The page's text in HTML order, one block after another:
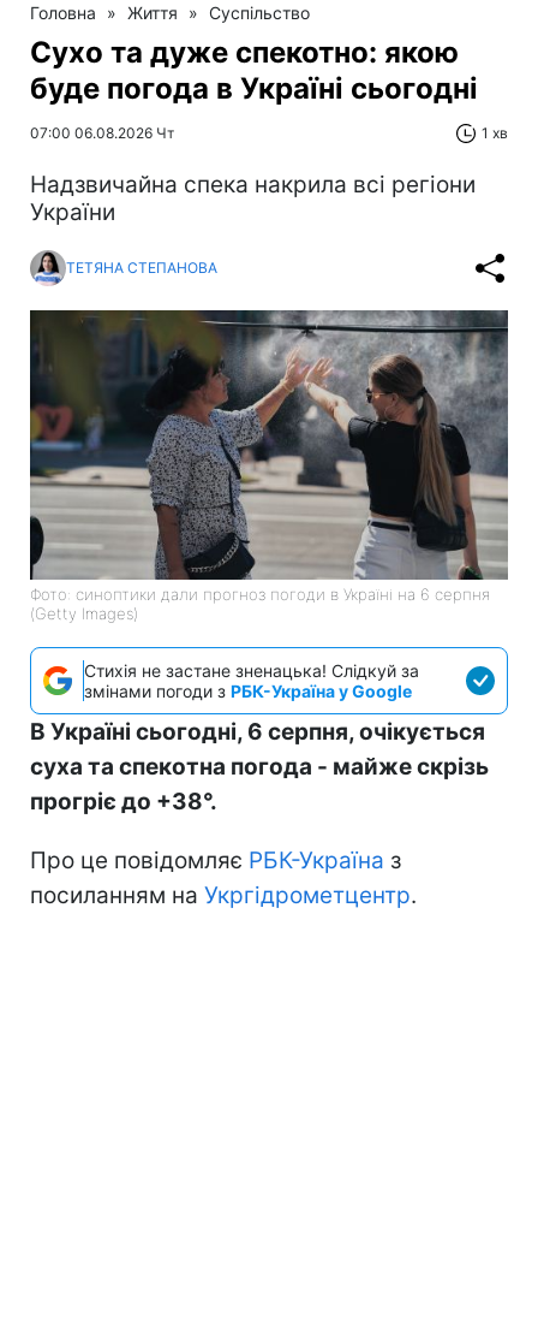
Головна » Життя » Суспільство
Сухо та дуже спекотно: якою
буде погода в Україні сьогодні
07:00 06.08.2026 Чт 1 хв
Надзвичайна спека накрила всі регіони
України
ТЕТЯНА СТЕПАНОВА
Фото: синоптики дали прогноз погоди в Україні на 6 серпня
(Getty Images)
Стихія не застане зненацька! Слідкуй за
змінами погоди з РБК-Україна у Google
В Україні сьогодні, 6 серпня, очікується
суха та спекотна погода - майже скрізь
прогріє до +38°.
Про це повідомляє РБК-Україна з
посиланням на Укргідрометцентр.